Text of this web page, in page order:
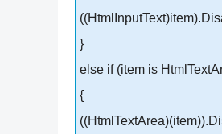
}
else if (item is
{